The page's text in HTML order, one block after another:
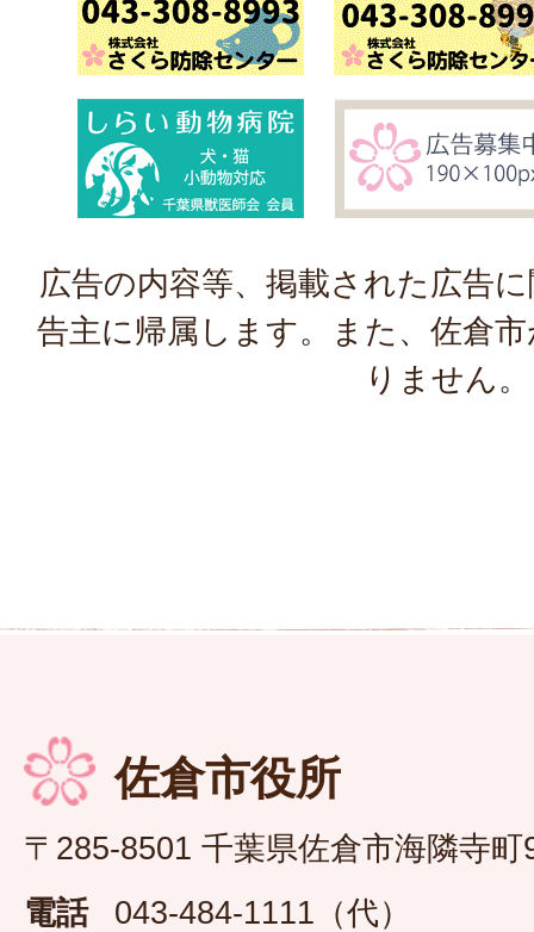
広告の内容等、掲載された広告
告主に帰属します。また、佐倉
りません。
佐倉市役所
〒285-8501 千葉県佐倉市海隣寺町
電話
043-484-1111（代）